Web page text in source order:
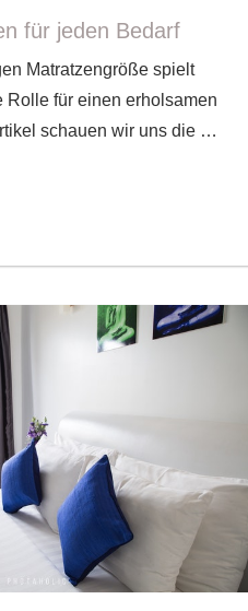
für jeden Bedarf
Matratzengröße spielt
Rolle für einen erholsamen
schauen wir uns die …